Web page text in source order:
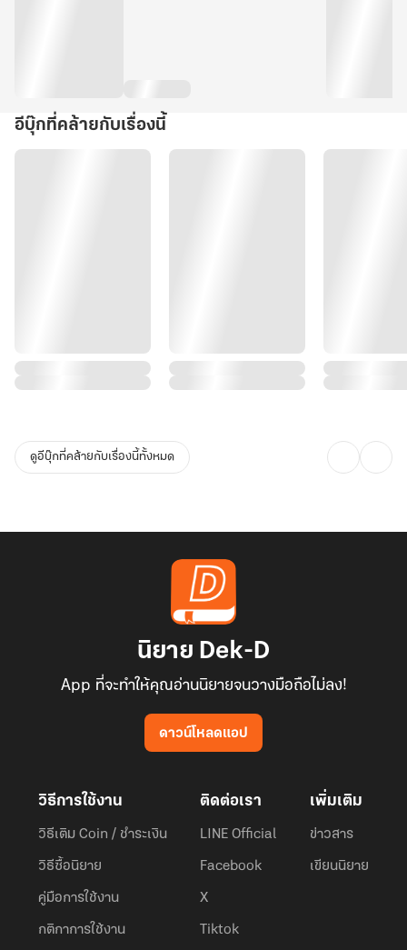
ให้พวกมันได้รู้ว่า อัจฉริยะฉู่เหินเป็นผู้ใดกันแน่!"
อีบุ๊กที่คล้ายกับเรื่องนี้
ดูอีบุ๊กที่คล้ายกับเรื่องนี้ทั้งหมด
นิยาย Dek-D
App ที่จะทำให้คุณอ่านนิยายจนวางมือถือไม่ลง!
ดาวน์โหลดแอป
วิธีการใช้งาน
วิธีเติม Coin / ชำระเงิน
วิธีซื้อนิยาย
คู่มือการใช้งาน
กติกาการใช้งาน
ติดต่อเรา
LINE Official
Facebook
X
Tiktok
เพิ่มเติม
ข่าวสาร
เขียนนิยาย